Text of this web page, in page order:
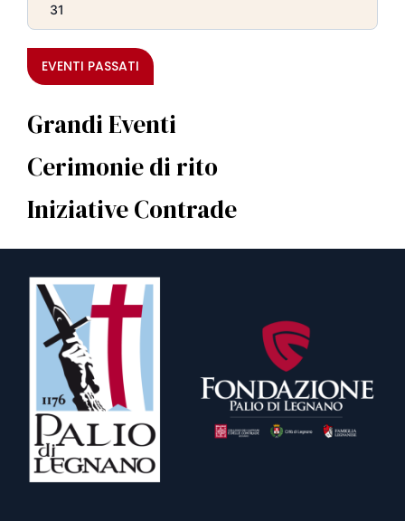
31
EVENTI PASSATI
Grandi Eventi
Cerimonie di rito
Iniziative Contrade